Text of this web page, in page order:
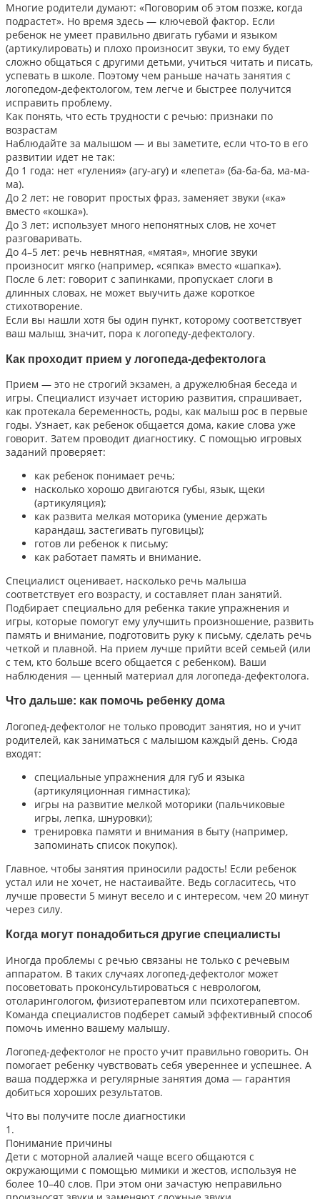
Многие родители думают: «Поговорим об этом позже, когда
подрастет». Но время здесь — ключевой фактор. Если
ребенок не умеет правильно двигать губами и языком
(артикулировать) и плохо произносит звуки, то ему будет
сложно общаться с другими детьми, учиться читать и писать,
успевать в школе. Поэтому чем раньше начать занятия с
логопедом-дефектологом, тем легче и быстрее получится
исправить проблему.
Как понять, что есть трудности с речью: признаки по
возрастам
Наблюдайте за малышом — и вы заметите, если что-то в его
развитии идет не так:
До 1 года: нет «гуления» (агу-агу) и «лепета» (ба-ба-ба, ма-ма-
ма).
До 2 лет: не говорит простых фраз, заменяет звуки («ка»
вместо «кошка»).
До 3 лет: использует много непонятных слов, не хочет
разговаривать.
До 4–5 лет: речь невнятная, «мятая», многие звуки
произносит мягко (например, «сяпка» вместо «шапка»).
После 6 лет: говорит с запинками, пропускает слоги в
длинных словах, не может выучить даже короткое
стихотворение.
Если вы нашли хотя бы один пункт, которому соответствует
ваш малыш, значит, пора к логопеду-дефектологу.
Как проходит прием у логопеда-дефектолога
Прием — это не строгий экзамен, а дружелюбная беседа и
игры. Специалист изучает историю развития, спрашивает,
как протекала беременность, роды, как малыш рос в первые
годы. Узнает, как ребенок общается дома, какие слова уже
говорит. Затем проводит диагностику. С помощью игровых
заданий проверяет:
как ребенок понимает речь;
насколько хорошо двигаются губы, язык, щеки
(артикуляция);
как развита мелкая моторика (умение держать
карандаш, застегивать пуговицы);
готов ли ребенок к письму;
как работает память и внимание.
Специалист оценивает, насколько речь малыша
соответствует его возрасту, и составляет план занятий.
Подбирает специально для ребенка такие упражнения и
игры, которые помогут ему улучшить произношение, развить
память и внимание, подготовить руку к письму, сделать речь
четкой и плавной. На прием лучше прийти всей семьей (или
с тем, кто больше всего общается с ребенком). Ваши
наблюдения — ценный материал для логопеда-дефектолога.
Что дальше: как помочь ребенку дома
Логопед-дефектолог не только проводит занятия, но и учит
родителей, как заниматься с малышом каждый день. Сюда
входят:
специальные упражнения для губ и языка
(артикуляционная гимнастика);
игры на развитие мелкой моторики (пальчиковые
игры, лепка, шнуровки);
тренировка памяти и внимания в быту (например,
запоминать список покупок).
Главное, чтобы занятия приносили радость! Если ребенок
устал или не хочет, не настаивайте. Ведь согласитесь, что
лучше провести 5 минут весело и с интересом, чем 20 минут
через силу.
Когда могут понадобиться другие специалисты
Иногда проблемы с речью связаны не только с речевым
аппаратом. В таких случаях логопед-дефектолог может
посоветовать проконсультироваться с неврологом,
отоларингологом, физиотерапевтом или психотерапевтом.
Команда специалистов подберет самый эффективный способ
помочь именно вашему малышу.
Логопед-дефектолог не просто учит правильно говорить. Он
помогает ребенку чувствовать себя увереннее и успешнее. А
ваша поддержка и регулярные занятия дома — гарантия
добиться хороших результатов.
Что вы получите после диагностики
1.
Понимание причины
Дети с моторной алалией чаще всего общаются с
окружающими с помощью мимики и жестов, используя не
более 10–40 слов. При этом они зачастую неправильно